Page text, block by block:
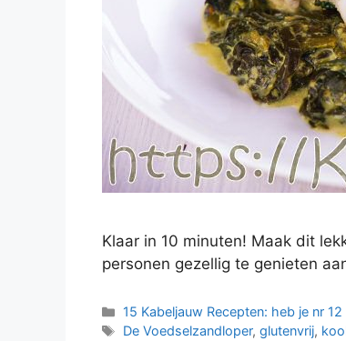
Klaar in 10 minuten! Maak dit
personen gezellig te genieten
Categorieën
15 Kabeljauw Recepten: heb je nr
Tags
De Voedselzandloper,glutenvrij,